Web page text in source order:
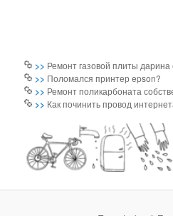
>> Ремонт газовой плиты
>> Поломался принтер epson?
>> Ремонт поликарбоната
>> Как починить провод